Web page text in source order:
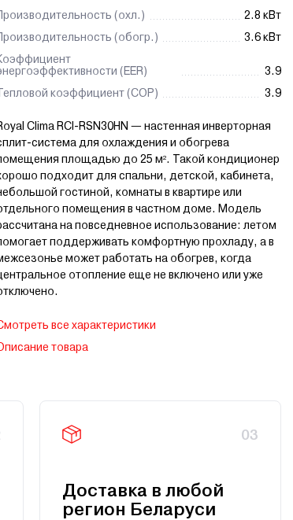
(охл.)
2.8 кВт
(обогр.)
3.6 кВт
(EЕR)
3.9
коэффициент (COP)
3.9
Clima RCI-RSN30HN — настенная инверторная
система для охлаждения и обогрева
площадью до 25 м². Такой кондиционер
подходит для спальни, детской, кабинета,
гостиной, комнаты в квартире или
помещения в частном доме. Модель
на повседневное использование: летом
поддерживать комфортную прохладу, а в
может работать на обогрев, когда
отопление еще не включено или уже
все характеристики
товара
03
Доставка в любой
регион Беларуси